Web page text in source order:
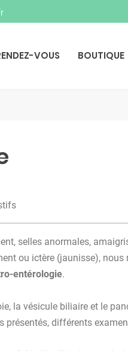
VOUS BOUTIQUE
selles anormales,
ou ictère (jaunisse), nous
entérologie.
la vésicule biliaire et le
présentés, différents